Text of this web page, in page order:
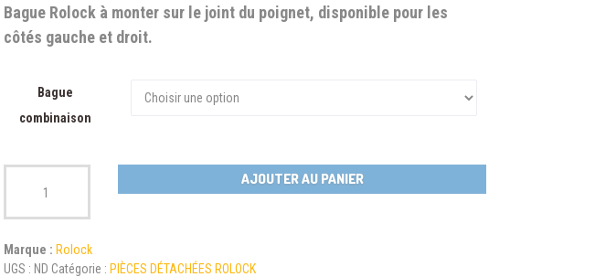
Bague Rolock à monter sur le joint du poignet, disponible pour les
côtés gauche et droit.
Bague
combinaison
AJOUTER AU PANIER
Marque : Rolock
UGS : ND Catégorie : PIÈCES DÉTACHÉES ROLOCK